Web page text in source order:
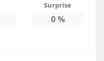
Surprise
0%